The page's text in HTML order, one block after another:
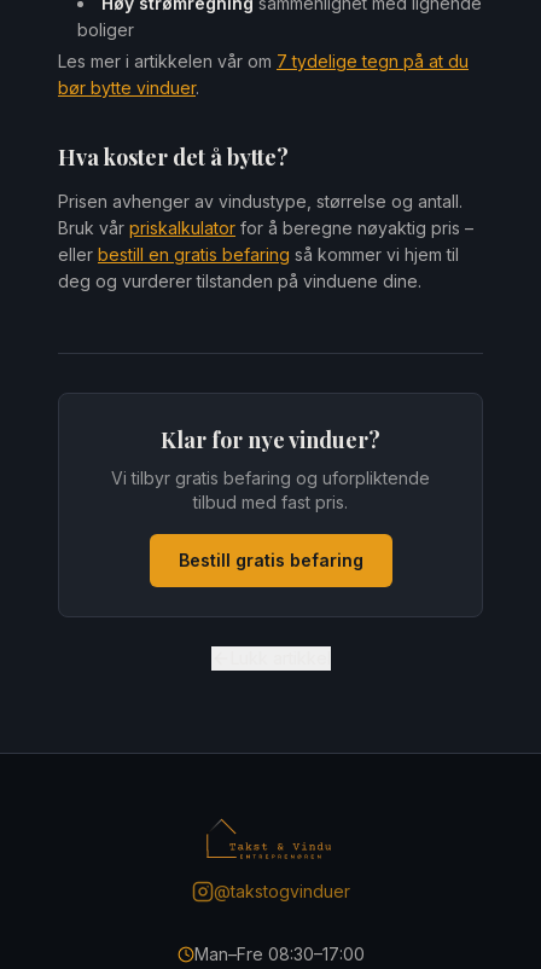
boliger
Les mer i artikkelen vår om 7 tydelige tegn på at du
bør bytte vinduer.
Hva koster det å bytte?
Prisen avhenger av vindustype, størrelse og antall.
Bruk vår priskalkulator for å beregne nøyaktig pris –
eller bestill en gratis befaring så kommer vi hjem til
deg og vurderer tilstanden på vinduene dine.
Klar for nye vinduer?
Vi tilbyr gratis befaring og uforpliktende
tilbud med fast pris.
Bestill gratis befaring
@takstogvinduer
Man–Fre 08:30–17:00